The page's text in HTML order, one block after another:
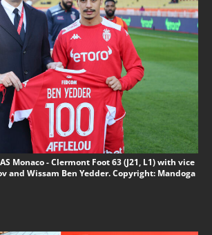
Monaco - Clermont Foot 63 (J21, L1) with vice
and Wissam Ben Yedder. Copyright: Mandoga